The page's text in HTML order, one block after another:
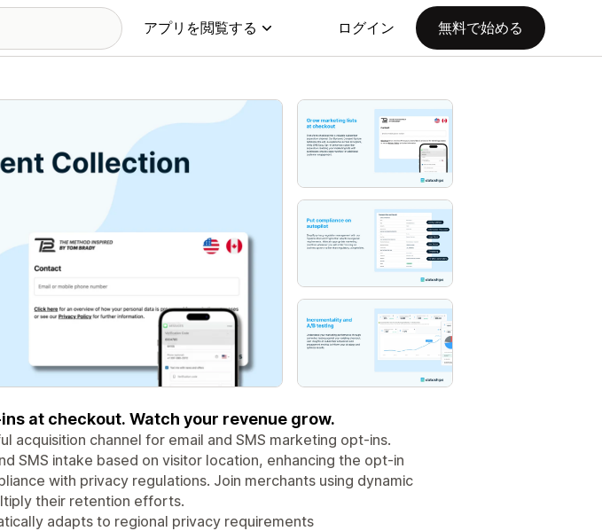
アプリを閲覧する ログイン 無料で始める
at checkout. Watch your revenue grow.
acquisition channel for email and SMS marketing opt-ins.
SMS intake based on visitor location, enhancing the opt-in
with privacy regulations. Join merchants using dynamic
their retention efforts.
adapts to regional privacy requirements